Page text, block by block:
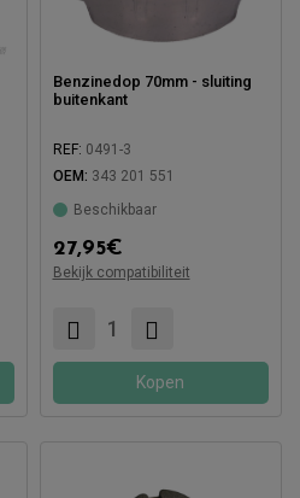
Benzinedop 70mm - sluiting
buitenkant
REF: 0491-3
OEM: 343 201 551
Beschikbaar
27,95€
Bekijk compatibiliteit
Kopen